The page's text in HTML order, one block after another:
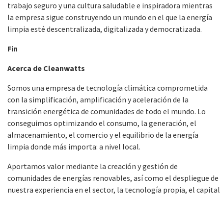
trabajo seguro y una cultura saludable e inspiradora mientras
la empresa sigue construyendo un mundo en el que la energía
limpia esté descentralizada, digitalizada y democratizada.
Fin
Acerca de Cleanwatts
Somos una empresa de tecnología climática comprometida
con la simplificación, amplificación y aceleración de la
transición energética de comunidades de todo el mundo. Lo
conseguimos optimizando el consumo, la generación, el
almacenamiento, el comercio y el equilibrio de la energía
limpia donde más importa: a nivel local.
Aportamos valor mediante la creación y gestión de
comunidades de energías renovables, así como el despliegue de
nuestra experiencia en el sector, la tecnología propia, el capital